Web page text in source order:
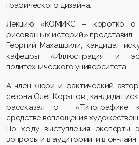
графического дизайна.
Лекцию «КОМИКС – коротко о
рисованных историй» представил
Георгий Махашвили, кандидат
кафедры «Иллюстрация и
политехнического университета.
А член жюри и фактический
сезона Олег Корытов , кандидат
рассказал о «Типографике
средстве воплощения
По ходу выступления эксперты
вопросы и в аудитории, и в он-